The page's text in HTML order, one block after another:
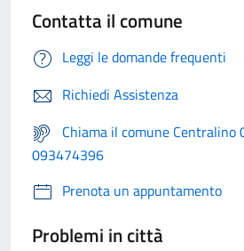
Contatta il comune
Leggi le domande frequenti
Richiedi Assistenza
Chiama il comune Centralino
093474396
Prenota un appuntamento
Problemi in città